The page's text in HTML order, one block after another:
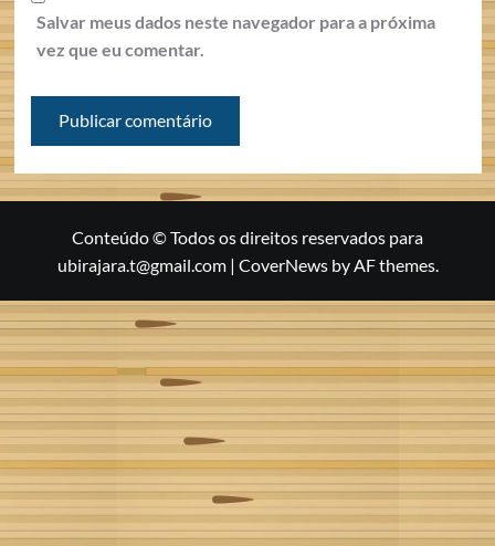
Salvar meus dados neste navegador para a próxima
vez que eu comentar.
Conteúdo © Todos os direitos reservados para
ubirajara.t@gmail.com | CoverNewsby AF themes.